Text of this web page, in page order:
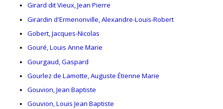
Girard dit Vieux, Jean Pierre
Girardin d'Ermenonville, Alexandre-Louis-Robert
Gobert, Jacques-Nicolas
Gouré, Louis Anne Marie
Gourgaud, Gaspard
Gourlez de Lamotte, Auguste Étienne Marie
Gouvion, Jean Baptiste
Gouvion, Louis Jean Baptiste